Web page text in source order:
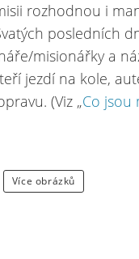
rozhodnou i
posledních
misionářky a
jezdí na kole,
(Viz „Co jsou
Více obrázků